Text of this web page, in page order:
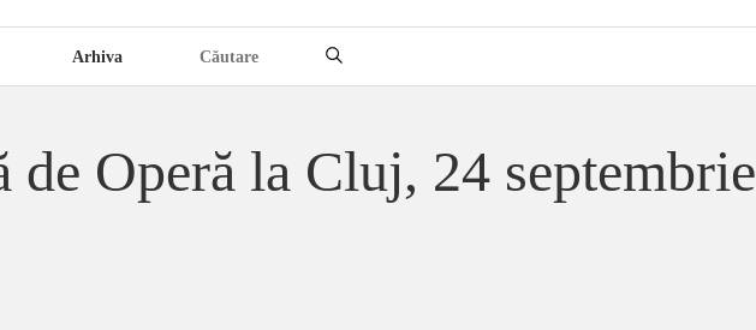
Arhiva
de Operă la Cluj, 24 septembrie